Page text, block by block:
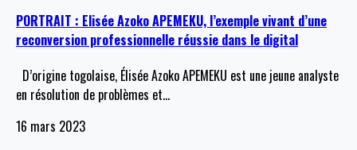
PORTRAIT : Elisée Azoko APEMEKU, l’exemple vivant d’une
reconversion professionnelle réussie dans le digital
D’origine togolaise, Élisée Azoko APEMEKU est une jeune analyste
en résolution de problèmes et…
16 mars 2023